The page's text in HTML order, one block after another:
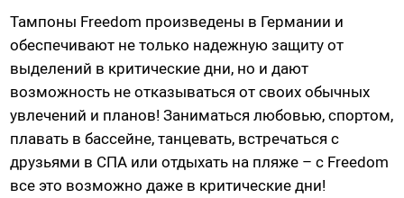
Вибро-мастурбаторы
Секс-куклы
Tenga
Хай-тек мастурбаторы
Тампоны Freedom произведены в Германии и
обеспечивают не только надежную защиту от
выделений в критические дни, но и дают
возможность не отказываться от своих обычных
увлечений и планов! Заниматься любовью, спортом,
плавать в бассейне, танцевать, встречаться с
друзьями в СПА или отдыхать на пляже – с Freedom
все это возможно даже в критические дни!